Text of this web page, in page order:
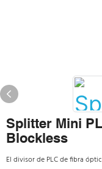
Splitter Mini
Blockless
El divisor de PLC de fibra